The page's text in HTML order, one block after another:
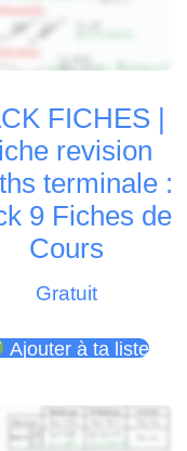
FICHES |
revision
terminale :
9 Fiches de
Cours
Gratuit
Ajouter à ta liste